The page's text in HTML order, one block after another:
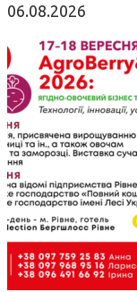
06.08.2026